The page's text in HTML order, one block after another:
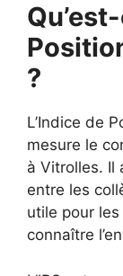
?
L’Indice de
mesure le
à Vitrolles. Il
entre les
utile pour
connaître